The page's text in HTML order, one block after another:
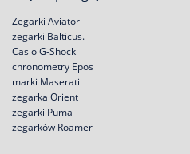
Zegarki Aviator
zegarki Balticus.
Casio G-Shock
chronometry Epos
marki Maserati
zegarka Orient
zegarki Puma
zegarków Roamer